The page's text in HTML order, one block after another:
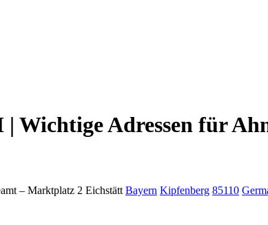
Wichtige Adressen für
– Marktplatz 2 Eichstätt Bayern Kipfenberg 85110